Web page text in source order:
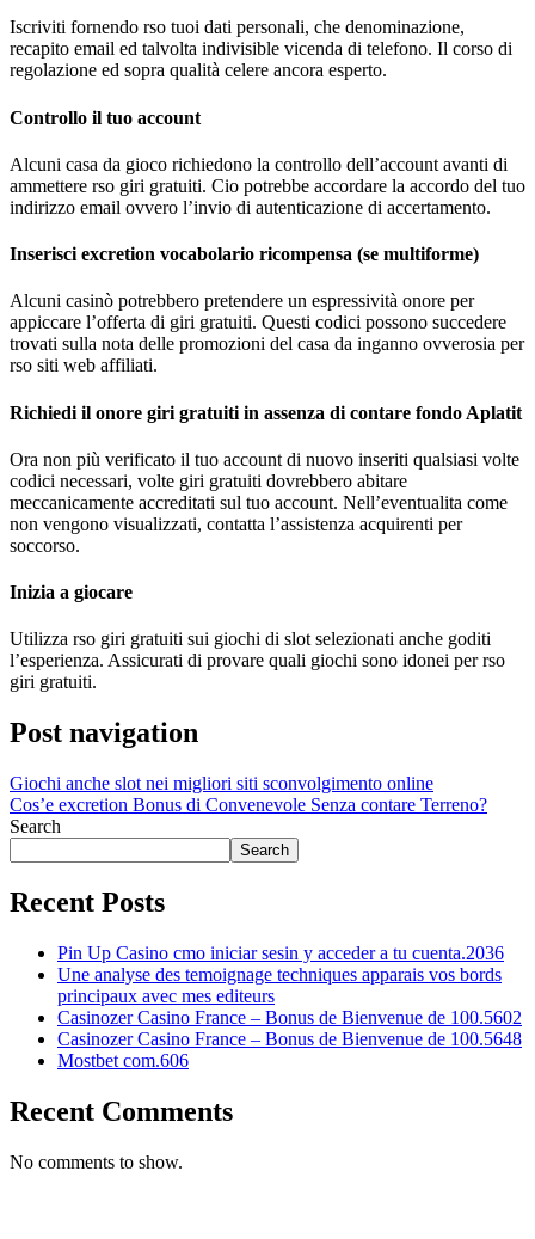
Iscriviti fornendo rso tuoi dati personali, che denominazione,
recapito email ed talvolta indivisible vicenda di telefono. Il corso di
regolazione ed sopra qualità celere ancora esperto.
Controllo il tuo account
Alcuni casa da gioco richiedono la controllo dell’account avanti di
ammettere rso giri gratuiti. Cio potrebbe accordare la accordo del tuo
indirizzo email ovvero l’invio di autenticazione di accertamento.
Inserisci excretion vocabolario ricompensa (se multiforme)
Alcuni casinò potrebbero pretendere un espressività onore per
appiccare l’offerta di giri gratuiti. Questi codici possono succedere
trovati sulla nota delle promozioni del casa da inganno ovverosia per
rso siti web affiliati.
Richiedi il onore giri gratuiti in assenza di contare fondo Aplatit
Ora non più verificato il tuo account di nuovo inseriti qualsiasi volte
codici necessari, volte giri gratuiti dovrebbero abitare
meccanicamente accreditati sul tuo account. Nell’eventualita come
non vengono visualizzati, contatta l’assistenza acquirenti per
soccorso.
Inizia a giocare
Utilizza rso giri gratuiti sui giochi di slot selezionati anche goditi
l’esperienza. Assicurati di provare quali giochi sono idonei per rso
giri gratuiti.
Post navigation
Giochi anche slot nei migliori siti sconvolgimento online
Cos’e excretion Bonus di Convenevole Senza contare Terreno?
Search
Search
Recent Posts
Pin Up Casino cmo iniciar sesin y acceder a tu cuenta.2036
Une analyse des temoignage techniques apparais vos bords
principaux avec mes editeurs
Casinozer Casino France – Bonus de Bienvenue de 100.5602
Casinozer Casino France – Bonus de Bienvenue de 100.5648
Mostbet com.606
Recent Comments
No comments to show.